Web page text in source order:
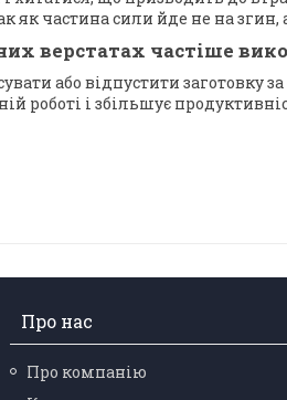
як частина сили йде не на згин,
верстатах частіше
або відпустити заготовку
роботі і збільшує
Про нас
Про компанію